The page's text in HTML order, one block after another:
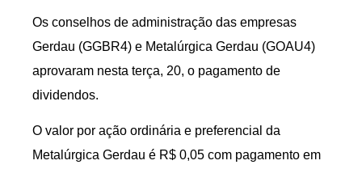
Os conselhos de administração das empresas
Gerdau (GGBR4) e Metalúrgica Gerdau (GOAU4)
aprovaram nesta terça, 20, o pagamento de
dividendos.
O valor por ação ordinária e preferencial da
Metalúrgica Gerdau é R$ 0,05 com pagamento em